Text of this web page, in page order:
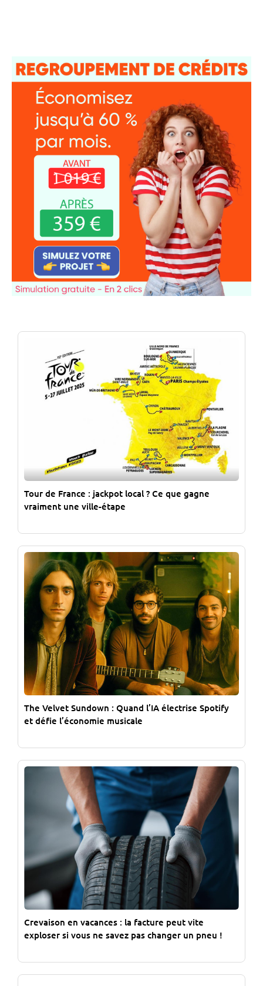
Tour de France : jackpot local ? Ce que gagne
vraiment une ville-étape
The Velvet Sundown : Quand l’IA électrise Spotify
et défie l’économie musicale
Crevaison en vacances : la facture peut vite
exploser si vous ne savez pas changer un pneu !